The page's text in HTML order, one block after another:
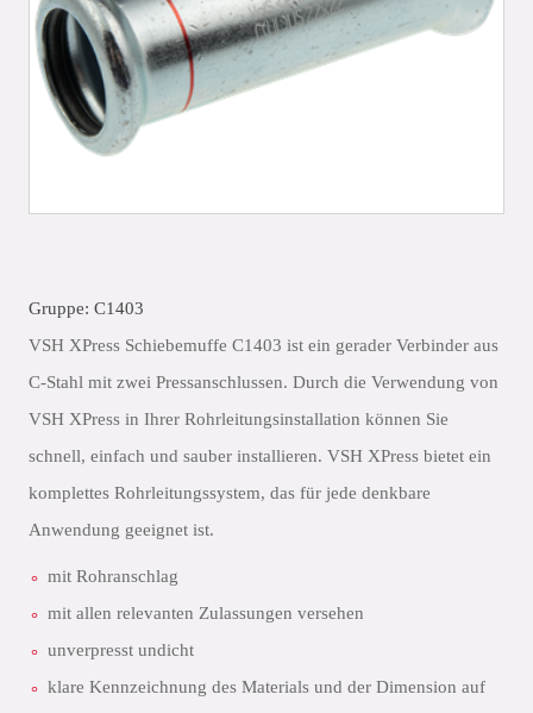
Gruppe: C1403
VSH XPress Schiebemuffe C1403 ist ein gerader Verbinder aus
C-Stahl mit zwei Pressanschlussen. Durch die Verwendung von
VSH XPress in Ihrer Rohrleitungsinstallation können Sie
schnell, einfach und sauber installieren. VSH XPress bietet ein
komplettes Rohrleitungssystem, das für jede denkbare
Anwendung geeignet ist.
mit Rohranschlag
mit allen relevanten Zulassungen versehen
unverpresst undicht
klare Kennzeichnung des Materials und der Dimension auf